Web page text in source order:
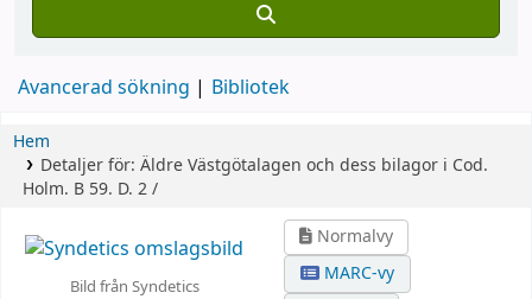
Avancerad sökning Bibliotek
Hem
Detaljer för: Äldre Västgötalagen och dess bilagor i Cod.
Holm. B 59. D. 2 /
Bild från Syndetics
Normalvy
MARC-vy